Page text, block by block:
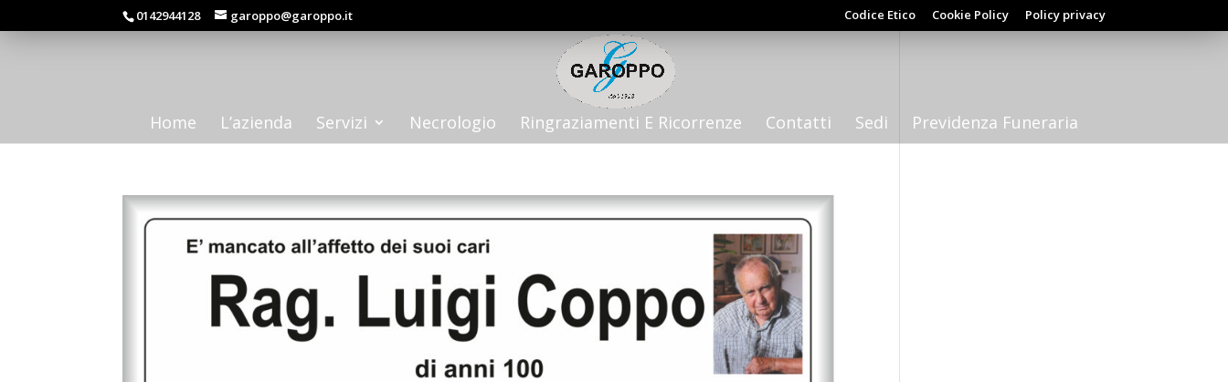
0142944128 garoppo@garoppo.it Codice Etico Cookie Policy Policy privacy
Home L’azienda Servizi Necrologio Ringraziamenti E Ricorrenze Contatti Sedi Previdenza Funeraria